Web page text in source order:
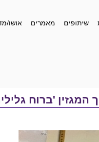
שיתופים מאמרים אושו/
'ברוח